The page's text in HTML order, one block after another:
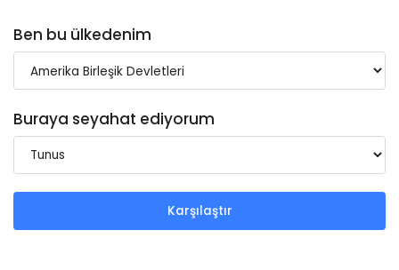
Ben bu ülkedenim
Buraya seyahat ediyorum
Karşılaştır